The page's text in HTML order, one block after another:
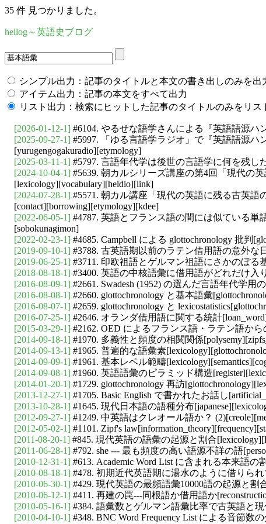
35 件 見つかりました。
hellog～英語史ブログ
シンプル出力：記事のタイトルと本文の書き出しのみを出
アイテム出力：記事の本文をすべて出力
リスト出力：検索にヒットした記事のタイトルのみをリス
[2026-01-12-1] #6104. やるせな語学さんによる『英語語源ハ
[2025-09-27-1] #5997. 「ゆる言語学ラジオ」で『英語語源ハ
[yurugengogakuradio][etymology]
[2025-03-11-1] #5797. 言語年代学は後世の言語学に何を残し
[2024-10-04-1] #5639. 朝カルシリーズ講座の第4回「現代の
[lexicology][vocabulary][heldio][link]
[2024-07-28-1] #5571. 朝カル講座「現代の英語に残る古英語
[contact][borrowing][etymology][kdee]
[2022-06-05-1] #4787. 英語とフランス語の間には似ている単
[sobokunagimon]
[2022-02-23-1] #4685. Campbell による glottochronology 批判
[2019-09-10-1] #3788. 古英語期以前のラテン借用語の意外な
[2019-06-25-1] #3711. 印欧祖語とゲルマン祖語にさかのぼる
[2018-08-18-1] #3400. 英語の中核語彙に借用語がどれだけ入
[2016-08-09-1] #2661. Swadesh (1952) の選んだ言語年代学用
[2016-08-08-1] #2660. glottochronology と基本語彙
[2016-08-07-1] #2659. glottochronology と
[2016-07-25-1] #2646. オランダ借用語に関する統計
[2015-03-29-1] #2162. OED によるフランス語・ラテン語から
[2014-09-18-1] #1970. 多義性と頻度の相関関係
[2014-09-13-1] #1965. 普遍的な語彙素
[2014-09-09-1] #1961. 基本レベル範疇
[2014-09-08-1] #1960. 英語語彙のピラミッド構造
[2014-01-20-1] #1729. glottochronology 再訪
[2013-12-27-1] #1705. Basic English で書かれたお話し
[2013-10-28-1] #1645. 現代日本語の語種分布
[2012-09-27-1] #1249. 中英語はクレオール語か？
[2012-05-02-1] #1101. Zipf's
[2011-08-20-1] #845. 現代英語の語彙の起源と割合
[2011-06-28-1] #792. she --- 最も頻度の高い語源不詳の語
[2010-12-31-1] #613. Academic Word List に含まれる本来語の
[2010-08-18-1] #478. 初期近代英語期に湯水のように借りられ
[2010-06-30-1] #429. 現代英語の最頻語彙10000語の起源と割
[2010-06-12-1] #411. 再建の罠---同根語か借用語か
[2010-05-16-1] #384. 語彙数とゲルマン語彙比率で古英語と
[2010-04-10-1] #348. BNC Word Frequency List による音節数